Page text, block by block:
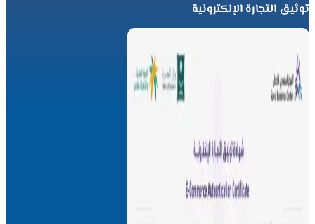
توثيق التجارة الإلكترونية